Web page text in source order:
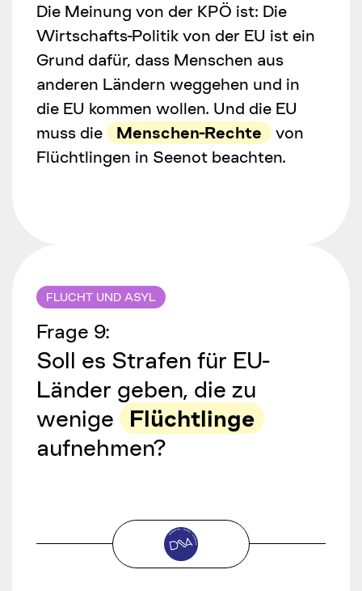
Die Meinung von der KPÖ ist: Die
Wirtschafts-Politik von der EU ist ein
Grund dafür, dass Menschen aus
anderen Ländern weggehen und in
die EU kommen wollen. Und die EU
muss die
Menschen-Rechte
von
Flüchtlingen in Seenot beachten.
FLUCHT UND ASYL
Frage 9:
Soll es Strafen für EU-
Länder geben, die zu
wenige Flüchtlinge
aufnehmen?